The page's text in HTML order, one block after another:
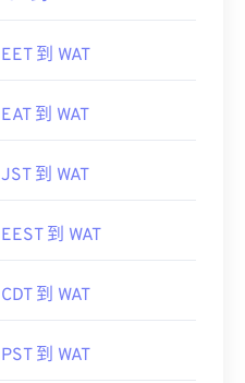
EET 到 WAT
EAT 到 WAT
JST 到 WAT
EEST 到 WAT
CDT 到 WAT
PST 到 WAT